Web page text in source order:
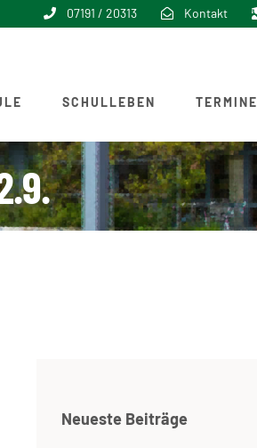
07191 / 20313 Kontakt
SCHULLEBEN TERMINE
Neueste Beiträge